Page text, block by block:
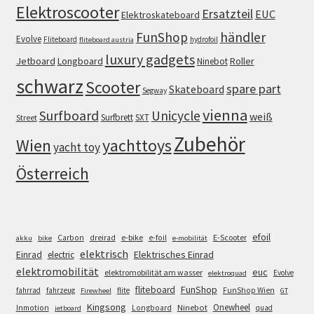
ElektroscooterElektroskateboard Ersatzteil EUC
Evolve Fliteboard fliteboard austria FunShop hydrofoil händler
Jetboard Longboard luxury gadgetsNinebotRoller
schwarzScooter Segway Skateboard spare part
Street Surfboard SurfbrettSXT Unicyclevienna weiß
Wien yacht toyyachttoysZubehör
Österreich
akku bike Carbon dreirad e-bike e-foil e-mobilität E-Scooter efoil
Einrad electric elektrisch Elektrisches Einrad
elektromobilität elektromobilität am wasser elektroquad euc
Evolve
fahrrad
fahrzeug Firewheel flite fliteboard FunShop FunShop Wien GT
Inmotion jetboard Kingsong Longboard Ninebot Onewheel quad